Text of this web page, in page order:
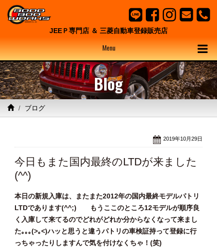
JEEＰ専門店 ＆ 三菱自動車登録販売店
Menu
Blog
ブログ
2019年10月29日
今日もまた国内最終のLTDが来ました
(^^)
本日の新規入庫は、またまた2012年の国内最終モデルパトリ
LTDであります(^^;) もうここのところ12モデルが順序良
く入庫して来てるのでどれがどれか分からなくなって来まし
た｡｡｡(>｡<)ハッと思うと違うパトリの車検証持って登録に行
っちゃったりしますんで気を付けなくちゃ！(笑)